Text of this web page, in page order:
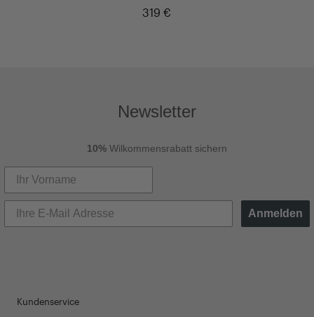
319 €
Newsletter
10% Wilkommensrabatt sichern
Anmelden
Kundenservice